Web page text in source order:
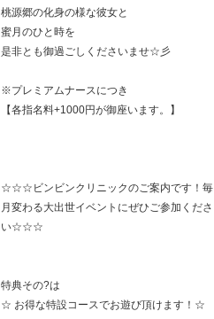
桃源郷の化身の様な彼女と
蜜月のひと時を
是非とも御過ごしくださいませ☆彡
※プレミアムナースにつき
【各指名料+1000円が御座います。】
☆☆☆ビンビンクリニックのご案内です！毎
月変わる大出世イベントにぜひご参加くださ
い☆☆☆
特典その?は
☆ お得な特設コースでお遊び頂けます！☆